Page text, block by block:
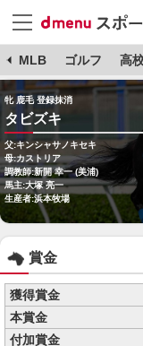
MLB ゴルフ 高
牝 鹿毛 登録抹消
タビズキ
父:キンシャサノキセキ
母:カストリア
調教師:新開 幸一 (美浦)
馬主:大塚 亮一
生産者:浜本牧場
賞金
獲得賞金
本賞金
付加賞金